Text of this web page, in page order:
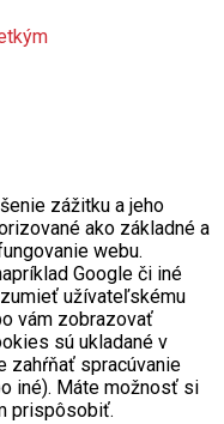
zážitku a jeho
ako základné a
webu.
Google či iné
užívateľskému
vám zobrazovať
sú ukladané v
zahŕňať spracúvanie
iné). Máte možnosť si
prispôsobiť.